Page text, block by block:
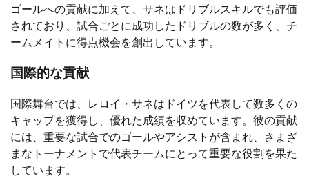
ゴールへの貢献に加えて、サネはドリブルスキルでも評価
されており、試合ごとに成功したドリブルの数が多く、チ
ームメイトに得点機会を創出しています。
国際的な貢献
国際舞台では、レロイ・サネはドイツを代表して数多くの
キャップを獲得し、優れた成績を収めています。彼の貢献
には、重要な試合でのゴールやアシストが含まれ、さまざ
まなトーナメントで代表チームにとって重要な役割を果た
しています。